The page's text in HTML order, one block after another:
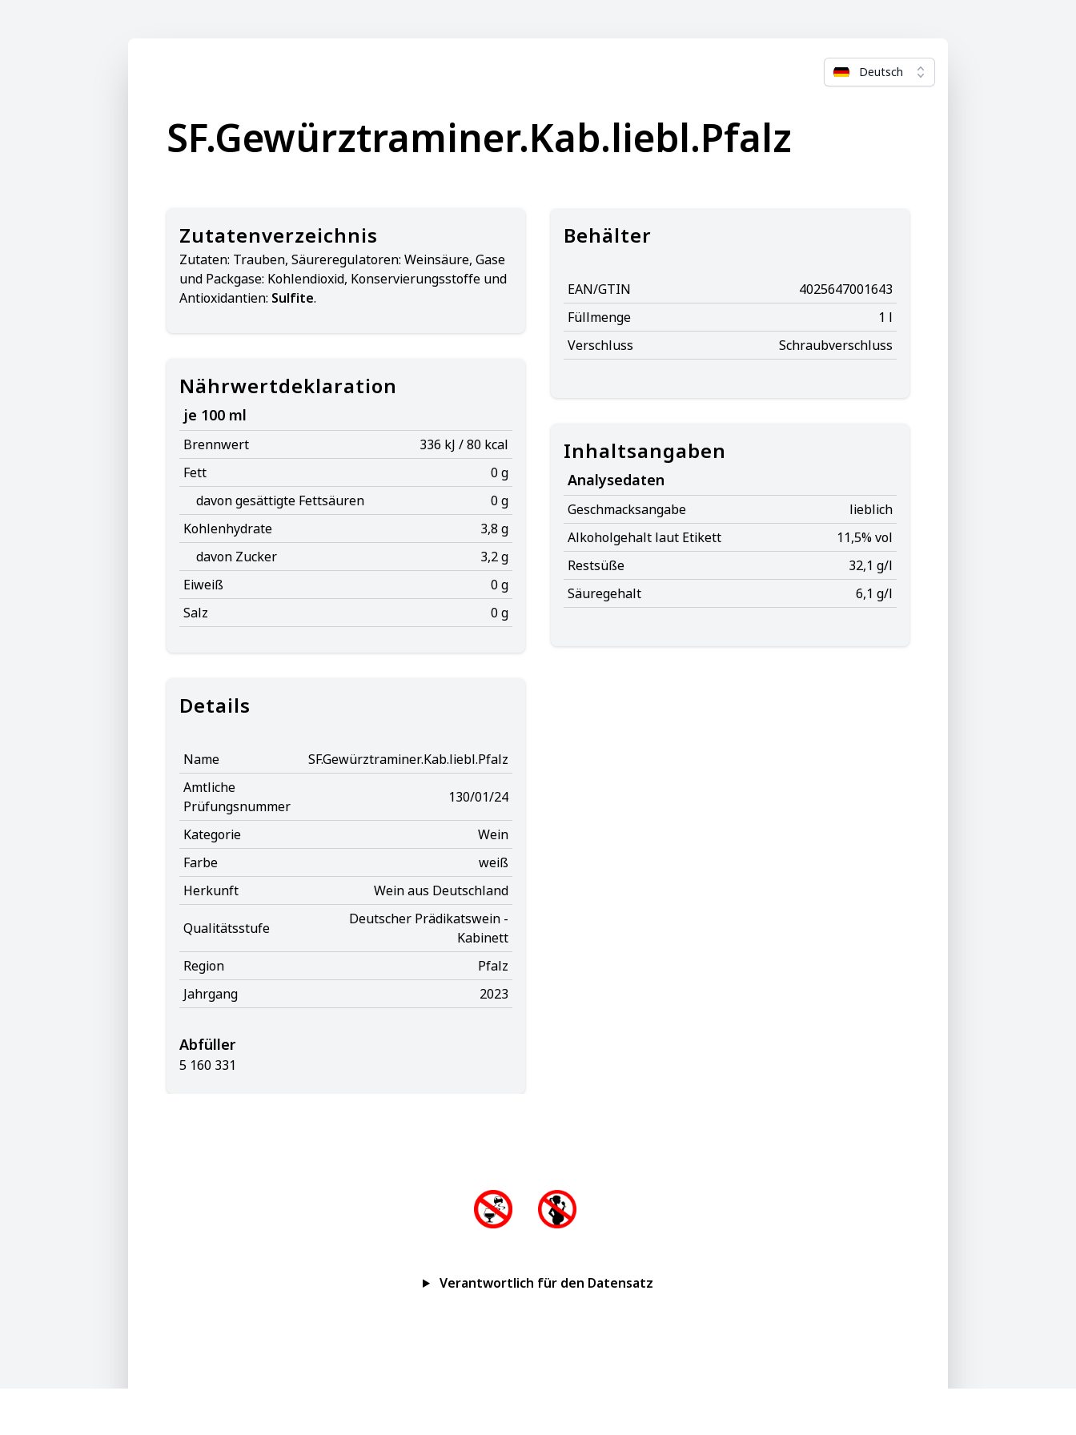
Deutsch
SF.Gewürztraminer.Kab.liebl.Pfalz
Zutatenverzeichnis
Zutaten: Trauben, Säureregulatoren: Weinsäure, Gase
und Packgase: Kohlendioxid, Konservierungsstoffe und
Antioxidantien: Sulfite.
Nährwertdeklaration
je 100 ml
Brennwert
336 kJ / 80 kcal
Fett
0 g
davon gesättigte Fettsäuren
0 g
Kohlenhydrate
3,8 g
davon Zucker
3,2 g
Eiweiß
0 g
Salz
0 g
Details
Name
SF.Gewürztraminer.Kab.liebl.Pfalz
Amtliche
Prüfungsnummer
130/01/24
Kategorie
Wein
Farbe
weiß
Herkunft
Wein aus Deutschland
Qualitätsstufe
Deutscher Prädikatswein -
Kabinett
Region
Pfalz
Jahrgang
2023
Abfüller
5 160 331
Behälter
EAN/GTIN
4025647001643
Füllmenge
1 l
Verschluss
Schraubverschluss
Inhaltsangaben
Analysedaten
Geschmacksangabe
lieblich
Alkoholgehalt laut Etikett
11,5% vol
Restsüße
32,1 g/l
Säuregehalt
6,1 g/l
Verantwortlich für den Datensatz